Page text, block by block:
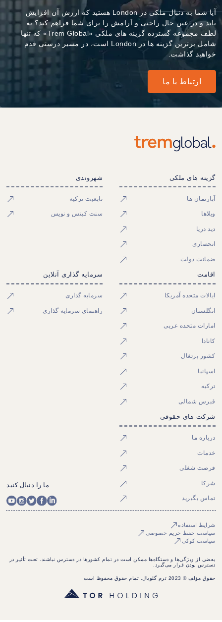
آیا شما به دنبال ملکی در London هستید که ارزش آن افزایش
یابد و در عین حال راحتی و آرامش را برای شما فراهم کند؟ به
لطف مجموعه گسترده گزینه های ملکی «Trem Global» که تنها
شامل برترین گزینه ها در London است، در مسیر درستی قدم
خواهید گذاشت.
ارتباط با ما
گزینه های ملکی
آپارتمان ها
ویلاها
دید دریا
انحصاری
ضمانت دولت
شهروندی
تابعیت ترکیه
سنت کیتس و نویس
اقامت
ایالات متحده آمریکا
انگلستان
امارات متحده عربی
کانادا
کشور پرتغال
اسپانیا
ترکیه
قبرس شمالی
سرمایه گذاری آنلاین
سرمایه گذاری
راهنمای سرمایه گذاری
شرکت های حقوقی
درباره ما
خدمات
فرصت شغلی
شرکا
تماس بگیرید
ما را دنبال کنید
شرایط استفاده
سیاست حفظ حریم خصوصی
سیاست کوکی
بعضی از ویژگی‌ها و دستگاه‌ها ممکن است در تمام کشورها در دسترس نباشند. تحت تأثیر در
دسترس بودن قرار می‌گیرد.
حقوق مؤلف © 2023 ترم گلوبال. تمام حقوق محفوظ است